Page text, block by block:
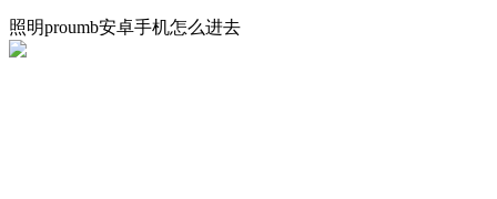
照明proumb安卓手机怎么进去